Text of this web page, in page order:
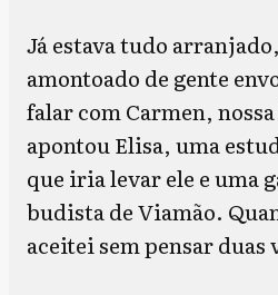
Já estava tudo
amontoado de gente
falar com Carmen,
apontou Elisa, uma
que iria levar ele e uma
budista de Viamão.
aceitei sem pensar duas